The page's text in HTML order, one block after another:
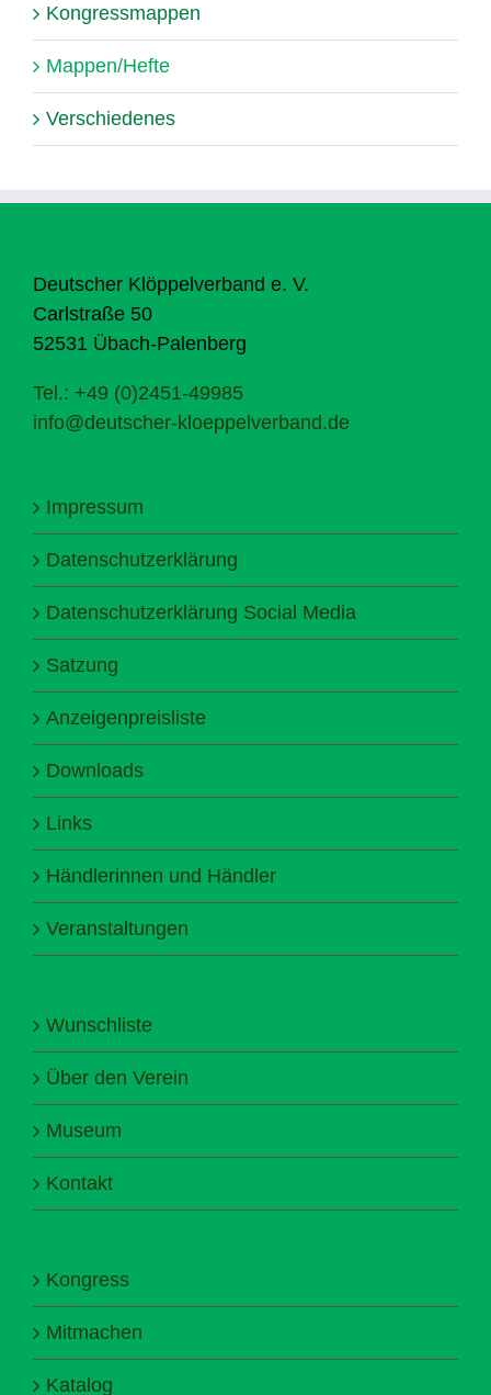
Kongressmappen
Mappen/Hefte
Verschiedenes
Deutscher Klöppelverband e. V.
Carlstraße 50
52531 Übach-Palenberg
Tel.: +49 (0)2451-49985
info@deutscher-kloeppelverband.de
Impressum
Datenschutzerklärung
Datenschutzerklärung Social Media
Satzung
Anzeigenpreisliste
Downloads
Links
Händlerinnen und Händler
Veranstaltungen
Wunschliste
Über den Verein
Museum
Kontakt
Kongress
Mitmachen
Katalog